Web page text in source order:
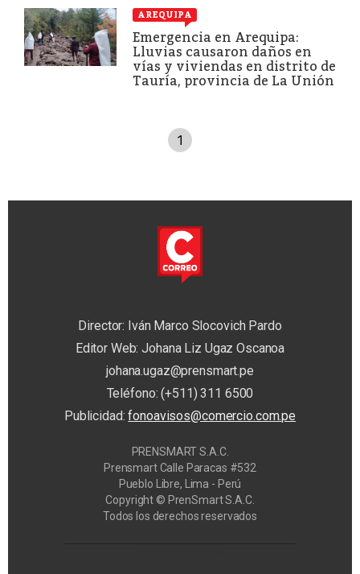
AREQUIPA
Emergencia en Arequipa:
Lluvias causaron daños en
vías y viviendas en distrito de
Tauría, provincia de La Unión
1
Director: Iván Marco Slocovich Pardo
Editor Web: Johana Liz Ugaz Oscanoa
johana.ugaz@prensmart.pe
Teléfono: (+511) 311 6500
Publicidad:fonoavisos@comercio.com.pe
PRENSMART S.A.C.
Prensmart Calle Paracas #532
Pueblo Libre, Lima - Perú
Copyright © PrenSmart S.A.C.
Todos los derechos reservados